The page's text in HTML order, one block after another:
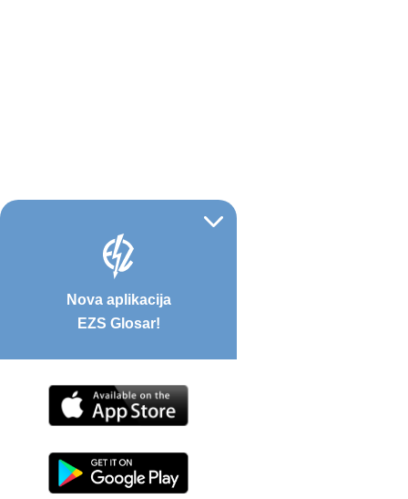
Nova aplikacija
EZS Glosar!